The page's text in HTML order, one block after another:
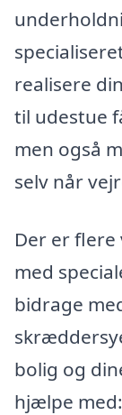
realisere
til udestue
men også
selv når
Der er
med
bidrage
bolig og
hjælpe med: